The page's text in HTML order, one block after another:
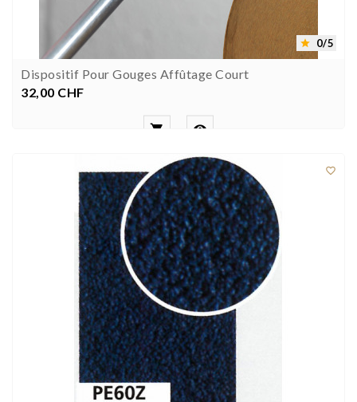
 0/5
Dispositif Pour Gouges Affûtage Court
Prezzo
32,00 CHF
 
